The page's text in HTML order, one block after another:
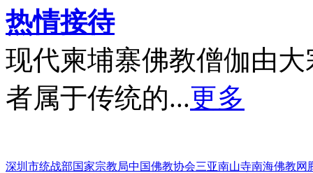
热情接待
现代柬埔寨佛教僧伽由
者属于传统的...更多
深圳市统战部国家宗教局中国佛教协会三亚南山寺南海佛教网